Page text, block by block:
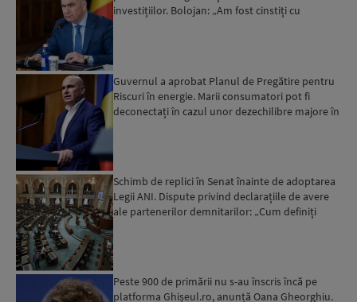
investițiilor. Bolojan: „Am fost cinstiți cu
Guvernul a aprobat Planul de Pregătire pentru
Riscuri în energie. Marii consumatori pot fi
deconectați în cazul unor dezechilibre majore în
Schimb de replici în Senat înainte de adoptarea
Legii ANI. Dispute privind declarațiile de avere
ale partenerilor demnitarilor: „Cum definiți
Peste 900 de primării nu s-au înscris încă pe
platforma Ghișeul.ro, anunță Oana Gheorghiu.